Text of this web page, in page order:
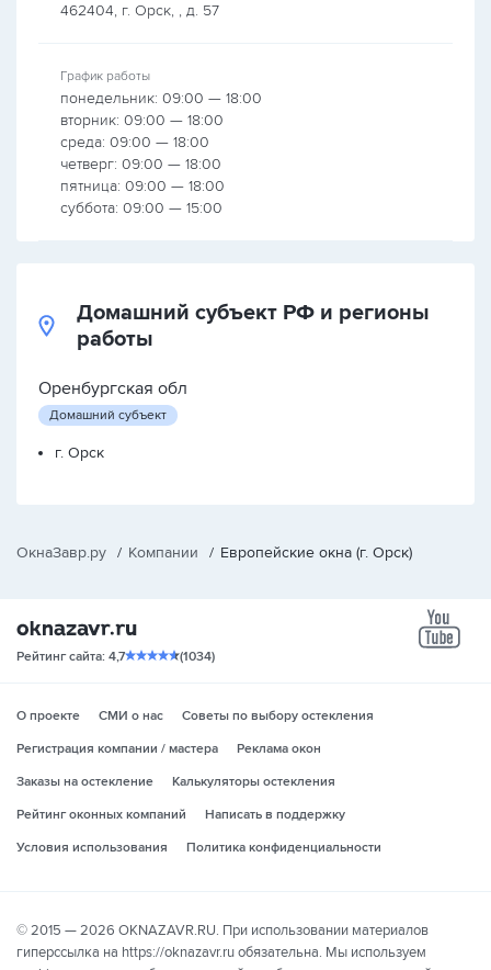
462404, г. Орск, , д. 57
График работы
понедельник: 09:00 — 18:00
вторник: 09:00 — 18:00
среда: 09:00 — 18:00
четверг: 09:00 — 18:00
пятница: 09:00 — 18:00
суббота: 09:00 — 15:00
Домашний субъект РФ и регионы
работы
Оренбургская обл
Домашний субъект
г. Орск
ОкнаЗавр.ру / Компании / Европейские окна (г. Орск)
Рейтинг сайта: 4,7 (1034)
О проекте СМИ о нас
Советы по выбору остекления
Регистрация компании / мастера
Реклама окон
Заказы на остекление
Калькуляторы остекления
Рейтинг оконных компаний
Написать в поддержку
Условия использования
Политика конфиденциальности
© 2015 — 2026 OKNAZAVR.RU. При использовании материалов
гиперссылка на https://oknazavr.ru обязательна. Мы используем